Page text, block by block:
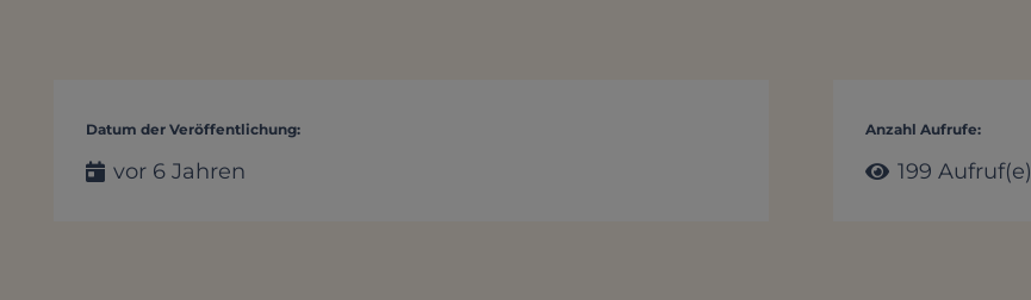
Datum der Veröffentlichung:
vor 6 Jahren
Anzahl Aufrufe:
199 Aufruf(e)